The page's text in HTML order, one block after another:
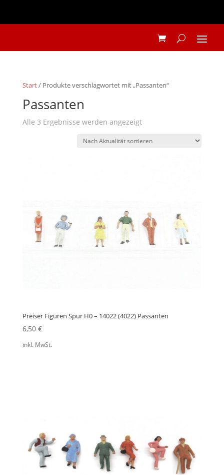
Start/ Produkte verschlagwortet mit „Passanten“
Passanten
Alle 3 Ergebnisse werden angezeigtNach
sortiert
Preiser Figuren Spur H0 – 14022 (4022) Passanten
6,50 €
inkl. MwSt.